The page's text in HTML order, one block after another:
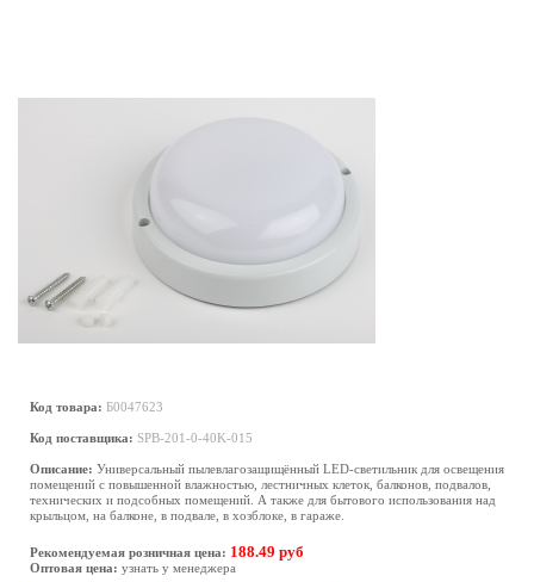
Код товара: Б0047623
Код поставщика: SPB-201-0-40K-015
Описание: Универсальный пылевлагозащищённый LED-светильник для освещения
помещений с повышенной влажностью, лестничных клеток, балконов, подвалов,
технических и подсобных помещений. А также для бытового использования над
крыльцом, на балконе, в подвале, в хозблоке, в гараже.
Рекомендуемая розничная цена: 188.49 руб
Оптовая цена: узнать у менеджера